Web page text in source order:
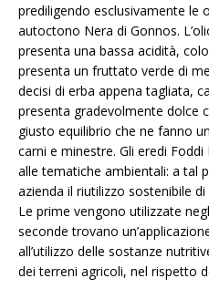
prediligendo esclusivamente le
autoctono Nera di Gonnos.
presenta una bassa acidità,
presenta un fruttato verde di
decisi di erba appena tagliata,
presenta gradevolmente dolce
giusto equilibrio che ne fanno
carni e minestre. Gli eredi
alle tematiche ambientali: a tal
azienda il riutilizzo sostenibile
Le prime vengono utilizzate
seconde trovano
all’utilizzo delle sostanze
dei terreni agricoli, nel rispetto